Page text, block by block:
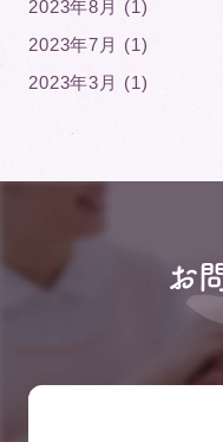
2023年8月 (1)
2023年7月 (1)
2023年3月 (1)
お